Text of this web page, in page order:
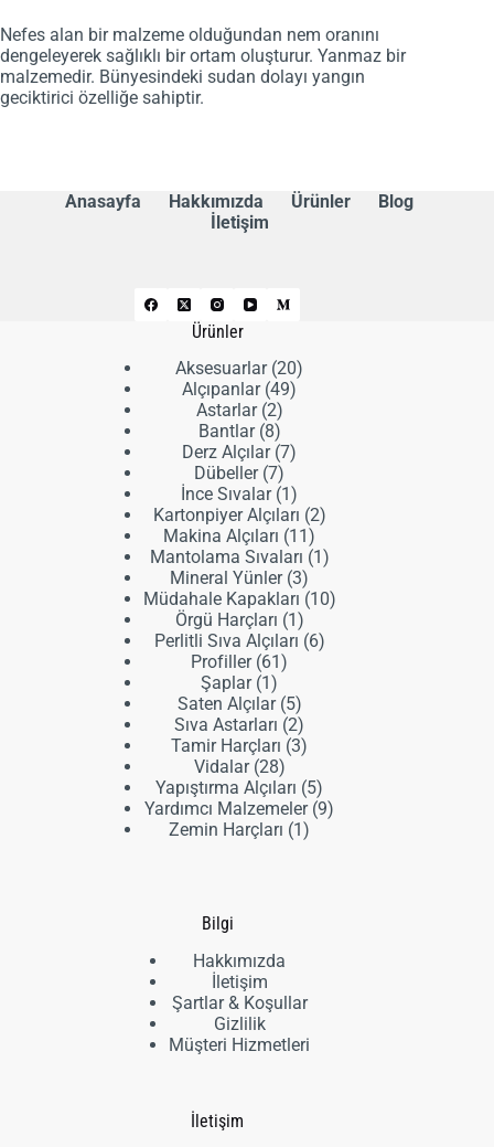
Nefes alan bir malzeme olduğundan nem oranını
dengeleyerek sağlıklı bir ortam oluşturur. Yanmaz bir
malzemedir. Bünyesindeki sudan dolayı yangın
geciktirici özelliğe sahiptir.
Anasayfa Hakkımızda Ürünler
Blog
İletişim
Ürünler
Aksesuarlar 2020
Alçıpanlar 4949
Astarlar 22
ürün
Bantlar 88
ürün
Derz Alçılar 77
Dübeller 77
ürün
İnce Sıvalar 11
ürün
Kartonpiyer Alçıları 22
Makina Alçıları 1111
ürün
Mantolama Sıvaları 1 1
Mineral Yünler 33
ürün
Müdahale Kapakları 1010
Örgü Harçları 1 1
ürün
Perlitli Sıva Alçıları 66
Profiller 6161
Şaplar 11
ürün
Saten Alçılar 55
ürün
Sıva Astarları 22
ürün
Tamir Harçları 33
Vidalar 2828
ürün
Yapıştırma Alçıları 55
ürün
Yardımcı Malzemeler 99
Zemin Harçları 11
Bilgi
Hakkımızda
İletişim
Şartlar & Koşullar
Gizlilik
Müşteri Hizmetleri
İletişim